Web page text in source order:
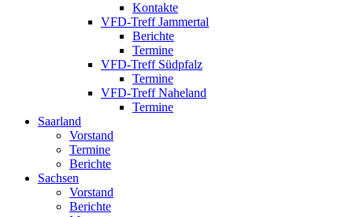
Kontakte
VFD-Treff Jammertal
Berichte
Termine
VFD-Treff Südpfalz
Termine
VFD-Treff Naheland
Termine
Saarland
Vorstand
Termine
Berichte
Sachsen
Vorstand
Berichte